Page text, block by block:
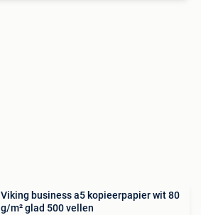
Viking business a5 kopieerpapier wit 80
g/m² glad 500 vellen